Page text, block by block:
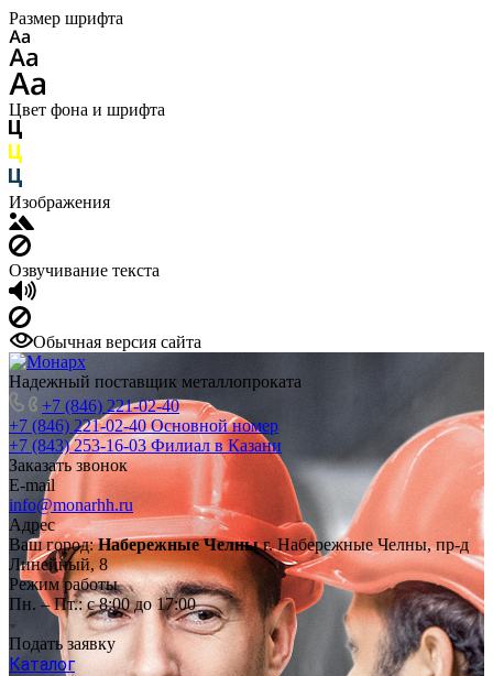
Размер шрифта
Цвет фона и шрифта
Изображения
Озвучивание текста
Обычная версия сайта
Надежный поставщик металлопроката
+7 (846) 221-02-40
+7 (846) 221-02-40Основной номер
+7 (843) 253-16-03Филиал в Казани
Заказать звонок
E-mail
info@monarhh.ru
Адрес
Ваш город:Набережные Челны г. Набережные Челны, пр-д
Линейный, 8
Режим работы
Пн. – Пт.: с 8:00 до 17:00
Подать заявку
Каталог